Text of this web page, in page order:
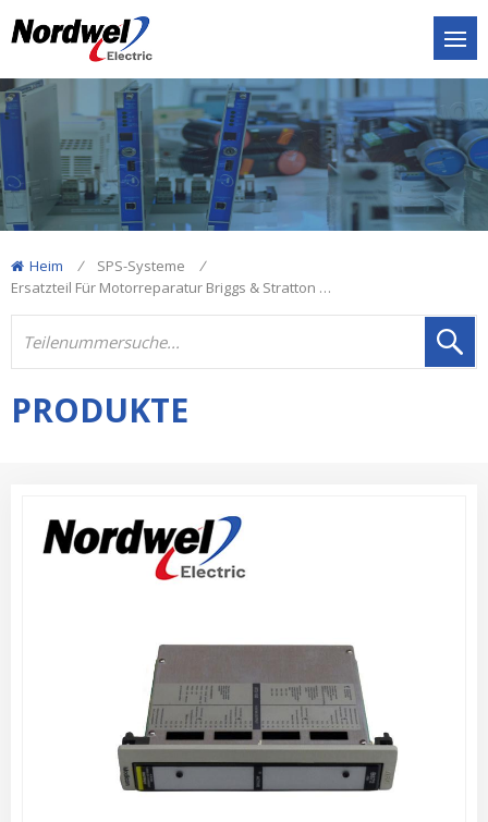
Heim / SPS-Systeme
/
Ersatzteil Für Motorreparatur Briggs & Stratton 14592294 162 X6131 720204040000181 XHG2
PRODUKTE